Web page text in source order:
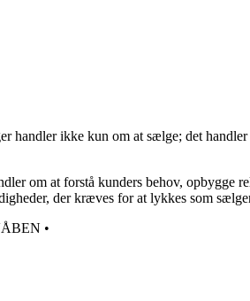
ikke kun om at sælge; det
om at forstå kunders behov, opbygge
der kræves for at lykkes som
•